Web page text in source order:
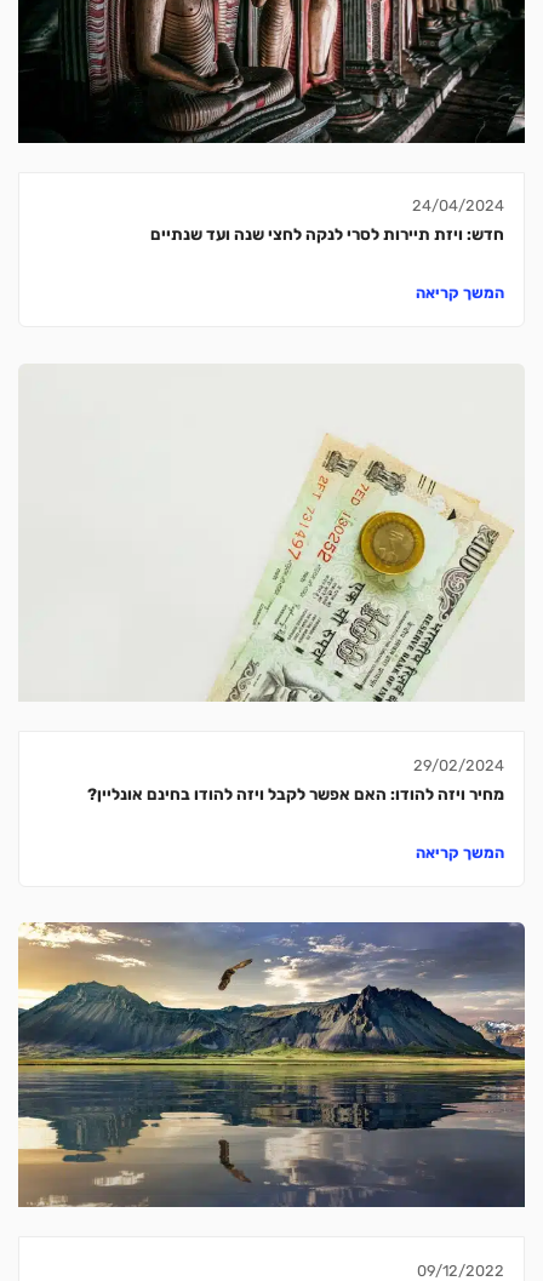
24/04/2024
חדש: ויזת תיירות לסרי לנקה לחצי שנה ועד שנתיים
המשך קריאה
29/02/2024
מחיר ויזה להודו: האם אפשר לקבל ויזה להודו בחינם אונליין?
המשך קריאה
09/12/2022